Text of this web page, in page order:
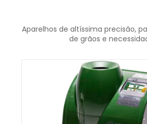
Aparelhos de altíssima precisão,
de grãos e